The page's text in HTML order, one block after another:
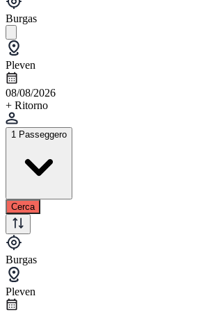
Burgas
Pleven
08/08/2026
+ Ritorno
1 Passeggero
Cerca
Burgas
Pleven